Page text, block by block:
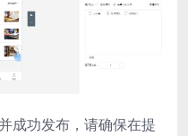
成功发布，请确保在提